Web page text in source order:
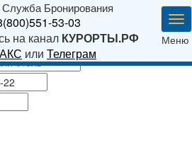
Бронирования
53-03
на канал КУРОРТЫ.РФ
или Телеграм
Меню